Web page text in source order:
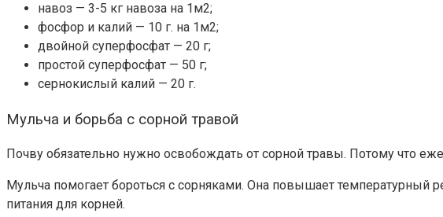
навоз — 3-5 кг навоза на 1м2;
фосфор и калий — 10 г. на 1м2;
двойной суперфосфат — 20 г;
простой суперфосфат — 50 г;
сернокислый калий — 20 г.
Мульча и борьба с сорной травой
Почву обязательно нужно освобождать от сорной травы. Потому что
Мульча помогает бороться с сорняками. Она повышает температурный
питания для корней.